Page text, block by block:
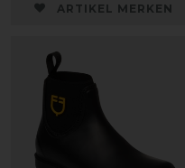
ARTIKEL MERKEN